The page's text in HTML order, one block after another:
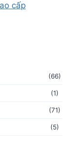
cấp
(66)
(1)
(71)
(5)